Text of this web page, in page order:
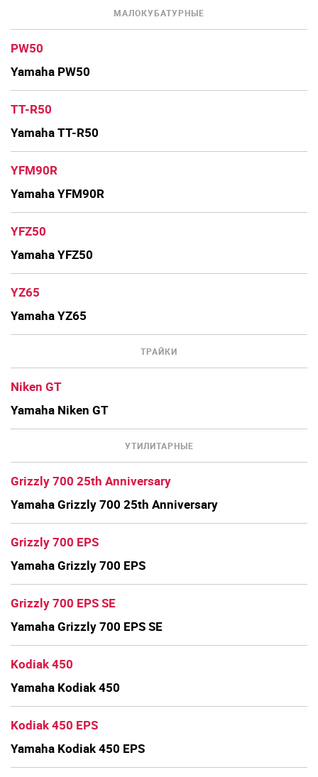
МАЛОКУБАТУРНЫЕ
PW50
Yamaha PW50
TT-R50
Yamaha TT-R50
YFM90R
Yamaha YFM90R
YFZ50
Yamaha YFZ50
YZ65
Yamaha YZ65
ТРАЙКИ
Niken GT
Yamaha Niken GT
УТИЛИТАРНЫЕ
Grizzly 700 25th Anniversary
Yamaha Grizzly 700 25th Anniversary
Grizzly 700 EPS
Yamaha Grizzly 700 EPS
Grizzly 700 EPS SE
Yamaha Grizzly 700 EPS SE
Kodiak 450
Yamaha Kodiak 450
Kodiak 450 EPS
Yamaha Kodiak 450 EPS